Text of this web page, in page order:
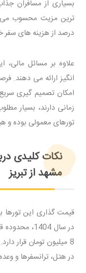
بسیاری از مسافران
درصد از هزینه های سفر
علاوه بر مسائل
انگیز ارائه می دهند.
امکان تصمیم گیری
زمانی دارند، بسیار
تورهای معمولی بوده و
نکات کلیدی
مشهد از تبریز
قیمت گذاری این
8 میلیون تومان قرار
در هتل، ترانسفرها و